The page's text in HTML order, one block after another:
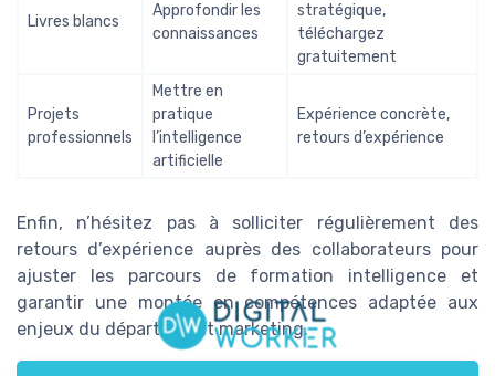
Livres blancs
Approfondir les
connaissances
stratégique,
téléchargez
gratuitement
Projets
professionnels
Mettre en
pratique
l’intelligence
artificielle
Expérience concrète,
retours d’expérience
Enfin, n’hésitez pas à solliciter régulièrement des
retours d’expérience auprès des collaborateurs pour
ajuster les parcours de formation intelligence et
garantir une montée en compétences adaptée aux
enjeux du département marketing.